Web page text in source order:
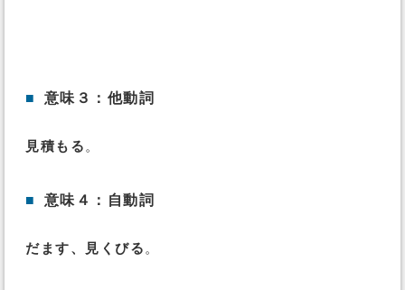
■ 意味３：他動詞
見積もる 。
■ 意味４：自動詞
だます、見くびる 。